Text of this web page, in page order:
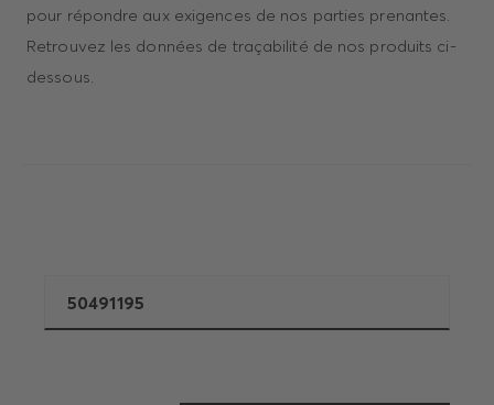
pour répondre aux exigences de nos parties prenantes.
Retrouvez les données de traçabilité de nos produits ci-
dessous.